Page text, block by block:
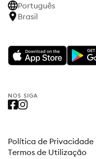
Português
Brasil
NOS SIGA
Política de Privacidade
Termos de Utilização